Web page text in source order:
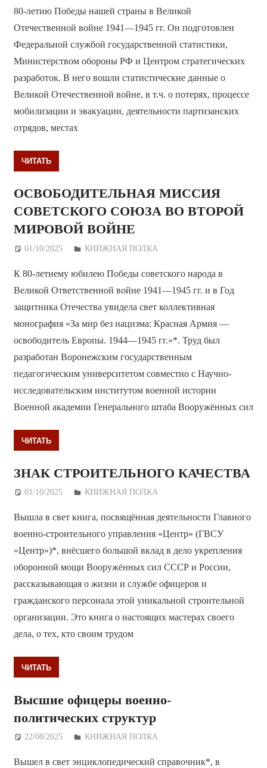
80-летию Победы нашей страны в Великой
Отечественной войне 1941—1945 гг. Он подготовлен
Федеральной службой государственной статистики,
Министерством обороны РФ и Центром стратегических
разработок. В него вошли статистические данные о
Великой Отечественной войне, в т.ч. о потерях, процессе
мобилизации и эвакуации, деятельности партизанских
отрядов, местах
ЧИТАТЬ
ОСВОБОДИТЕЛЬНАЯ МИССИЯ
СОВЕТСКОГО СОЮЗА ВО ВТОРОЙ
МИРОВОЙ ВОЙНЕ
01/10/2025 Дежурный по Редакции
КНИЖНАЯ ПОЛКА
К 80-летнему юбилею Победы советского народа в
Великой Ответственной войне 1941—1945 гг. и в Год
защитника Отечества увидела свет коллективная
монография «За мир без нацизма: Красная Армия —
освободитель Европы. 1944—1945 гг.»*. Труд был
разработан Воронежским государственным
педагогическим университетом совместно с Научно-
исследовательским институтом военной истории
Военной академии Генерального штаба Вооружённых сил
ЧИТАТЬ
ЗНАК СТРОИТЕЛЬНОГО КАЧЕСТВА
01/10/2025 Дежурный по Редакции
КНИЖНАЯ ПОЛКА
Вышла в свет книга, посвящённая деятельности Главного
военно-строительного управления «Центр» (ГВСУ
«Центр»)*, внёсшего большой вклад в дело укрепления
оборонной мощи Вооружённых сил СССР и России,
рассказывающая о жизни и службе офицеров и
гражданского персонала этой уникальной строительной
организации. Это книга о настоящих мастерах своего
дела, о тех, кто своим трудом
ЧИТАТЬ
Высшие офицеры военно-
политических структур
22/08/2025 Дежурный по Редакции
КНИЖНАЯ ПОЛКА
Вышел в свет энциклопедический справочник*, в